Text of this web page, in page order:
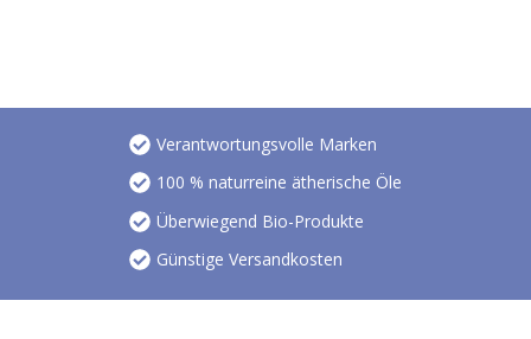
Verantwortungsvolle Marken
100 % naturreine ätherische Öle
Überwiegend Bio-Produkte
Günstige Versandkosten